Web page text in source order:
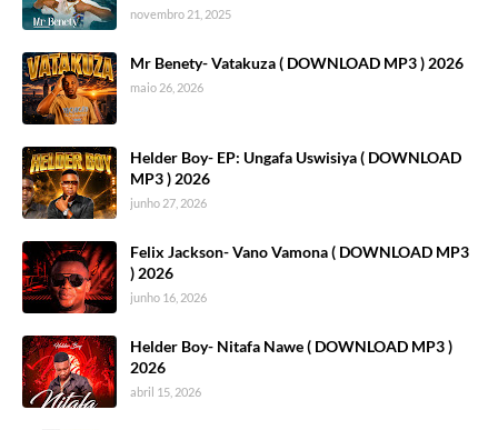
novembro 21, 2025
Mr Benety- Vatakuza ( DOWNLOAD MP3 ) 2026
maio 26, 2026
Helder Boy- EP: Ungafa Uswisiya ( DOWNLOAD
MP3 ) 2026
junho 27, 2026
Felix Jackson- Vano Vamona ( DOWNLOAD MP3
) 2026
junho 16, 2026
Helder Boy- Nitafa Nawe ( DOWNLOAD MP3 )
2026
abril 15, 2026